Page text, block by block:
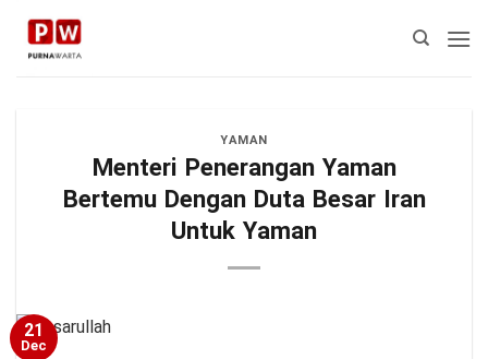
Skip
content
YAMAN
Menteri Penerangan Yaman
Bertemu Dengan Duta Besar Iran
Untuk Yaman
21
Dec